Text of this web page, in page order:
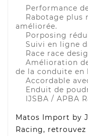
Performance
Rabotage plus
améliorée.
Porposing
Suivi en ligne
Race race
Amélioration
de la conduite en
Accordable
Enduit de
IJSBA / APBA
Matos Import by
Racing,